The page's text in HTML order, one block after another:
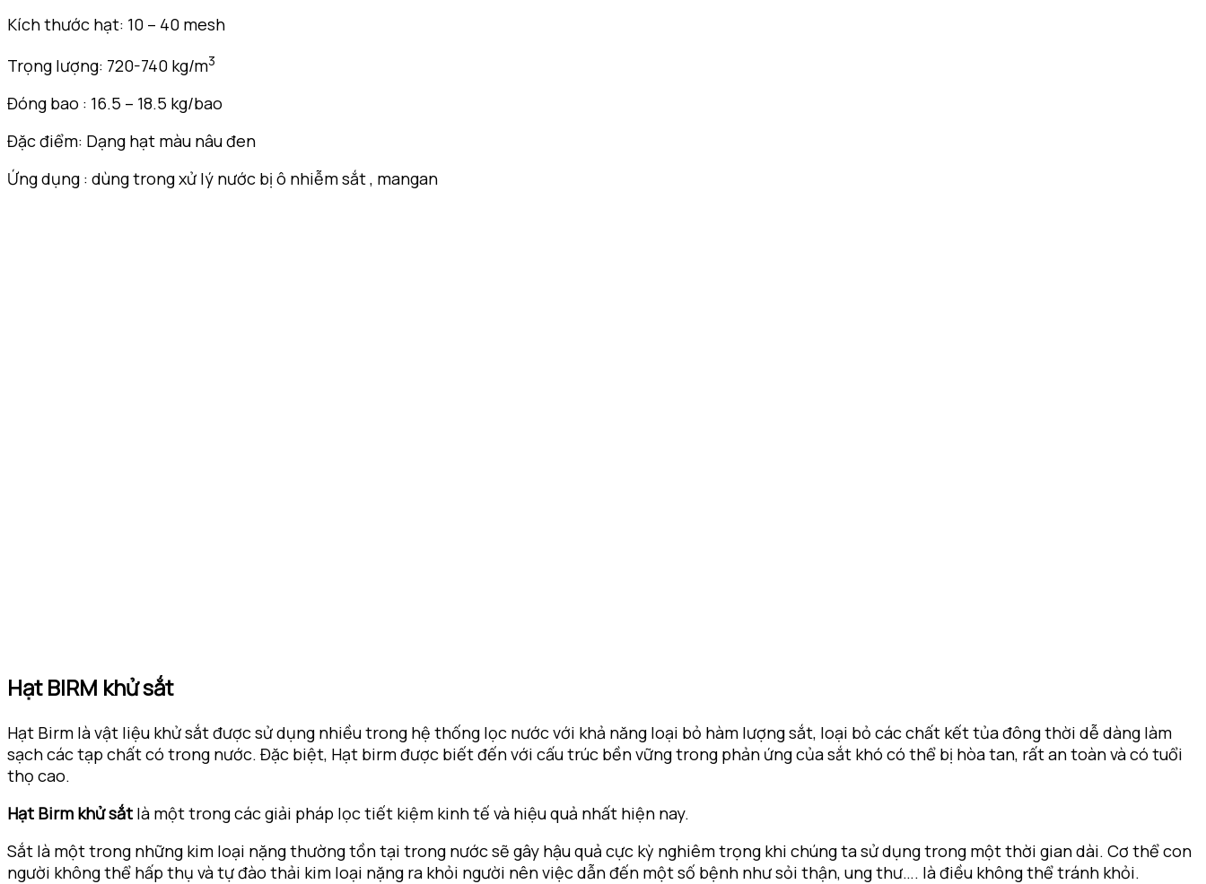
Kích thước hạt: 10 – 40 mesh
Trọng lượng: 720-740 kg/m3
Đóng bao : 16.5 – 18.5 kg/bao
Đặc điểm: Dạng hạt màu nâu đen
Ứng dụng : dùng trong xử lý nước bị ô nhiễm sắt , mangan
Hạt BIRM khử sắt
Hạt Birm là vật liệu khử sắt được sử dụng nhiều trong hệ thống lọc nước với khả năng loại bỏ hàm lượng sắt, loại bỏ các chất kết tủa đông thời dễ dàng làm
sạch các tạp chất có trong nước. Đặc biệt, Hạt birm được biết đến với cấu trúc bền vững trong phản ứng của sắt khó có thể bị hòa tan, rất an toàn và có tuổi
thọ cao.
Hạt Birm khử sắt là một trong các giải pháp lọc tiết kiệm kinh tế và hiệu quả nhất hiện nay.
Sắt là một trong những kim loại nặng thường tồn tại trong nước sẽ gây hậu quả cực kỳ nghiêm trọng khi chúng ta sử dụng trong một thời gian dài. Cơ thể con
người không thể hấp thụ và tự đào thải kim loại nặng ra khỏi người nên việc dẫn đến một số bệnh như sỏi thận, ung thư…. là điều không thể tránh khỏi.